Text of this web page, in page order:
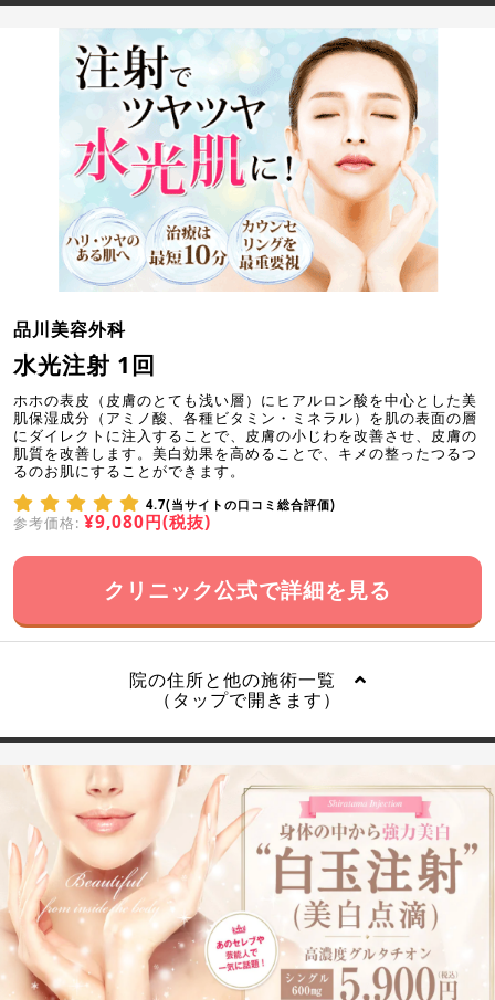
品川美容外科
水光注射 1回
ホホの表皮（皮膚のとても浅い層）にヒアルロン酸を中心とした美
肌保湿成分（アミノ酸、各種ビタミン・ミネラル）を肌の表面の層
にダイレクトに注入することで、皮膚の小じわを改善させ、皮膚の
肌質を改善します。美白効果を高めることで、キメの整ったつるつ
るのお肌にすることができます。
4.7(当サイトの口コミ総合評価)
参考価格: ¥9,080円(税抜)
クリニック公式で詳細を見る
院の住所と他の施術一覧
（タップで開きます）